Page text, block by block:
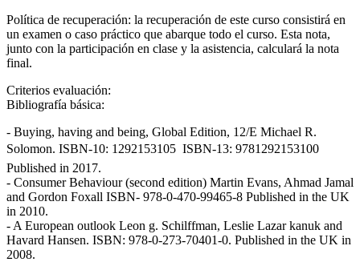
Política de recuperación: la recuperación de este curso consistirá en
un examen o caso práctico que abarque todo el curso. Esta nota,
junto con la participación en clase y la asistencia, calculará la nota
final.
Criterios evaluación:
Bibliografía básica:
- Buying, having and being, Global Edition, 12/E Michael R.
Solomon. ISBN-10: 1292153105  ISBN-13: 9781292153100
Published in 2017.
- Consumer Behaviour (second edition) Martin Evans, Ahmad Jamal
and Gordon Foxall ISBN- 978-0-470-99465-8 Published in the UK
in 2010.
- A European outlook Leon g. Schilffman, Leslie Lazar kanuk and
Havard Hansen. ISBN: 978-0-273-70401-0. Published in the UK in
2008.